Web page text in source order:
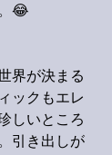
😂
界が決まる
ックもエレ
しいところ
引き出しが